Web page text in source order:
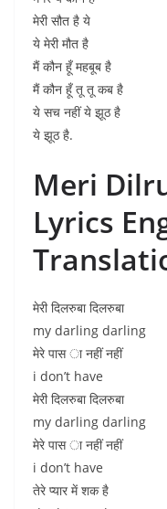
मेरी सौत है ये
ये मेरी मौत है
मैं कौन हूँ महबूब है
मैं कौन हूँ तू तू कब है
ये सच नहीं ये झूठ है
ये झूठ है.
Meri
Lyrics
मेरी दिलरुबा दिलरुबा
my darling darling
मेरे पास ा नहीं नहीं
i don’t have
मेरी दिलरुबा दिलरुबा
my darling darling
मेरे पास ा नहीं नहीं
i don’t have
तेरे प्यार में शक है